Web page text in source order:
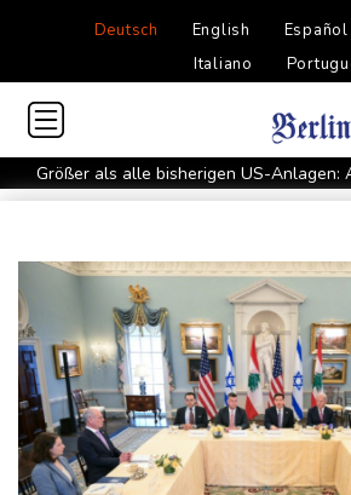
Deutsch English Español
Italiano
Größer als alle bisherigen US-Anlagen:
Rechenzentren riesiges Gaskraftwerk
Nowotny sieht Klopp als mögliche
Bayer-Boss Carro: "Wir wollen Titel
Bericht: EU importiert wieder mehr
Militärverwaltung: Mindestens drei Tote
in Region Kiew
BUND kritisiert Lockerung von
begrüßt es